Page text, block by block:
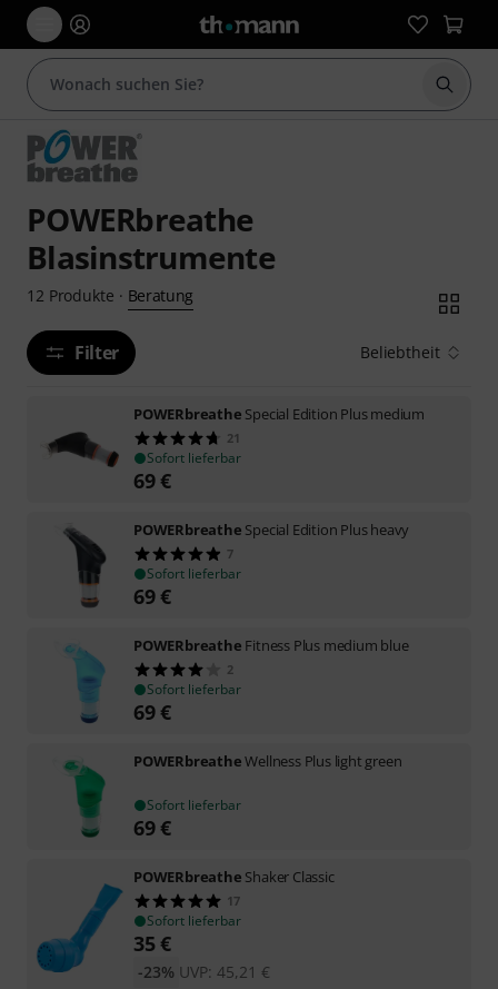
Suche
POWERbreathe
Blasinstrumente
12 Produkte · Beratung
Filter Beliebtheit
POWERbreathe Special Edition Plus medium
21
Sofort lieferbar
69€
POWERbreathe Special Edition Plus heavy
7
Sofort lieferbar
69€
POWERbreathe Fitness Plus medium blue
2
Sofort lieferbar
69€
POWERbreatheWellness Plus light green
Sofort lieferbar
69€
POWERbreathe Shaker Classic
17
Sofort lieferbar
35€
UVP: 45,21 €
-23%